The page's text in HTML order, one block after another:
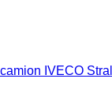
IVECO